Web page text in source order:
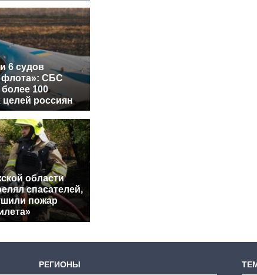
6 судов
флота»: СБС
100
целей россиян
области
спасателей,
пожар
РЕГИОНЫ